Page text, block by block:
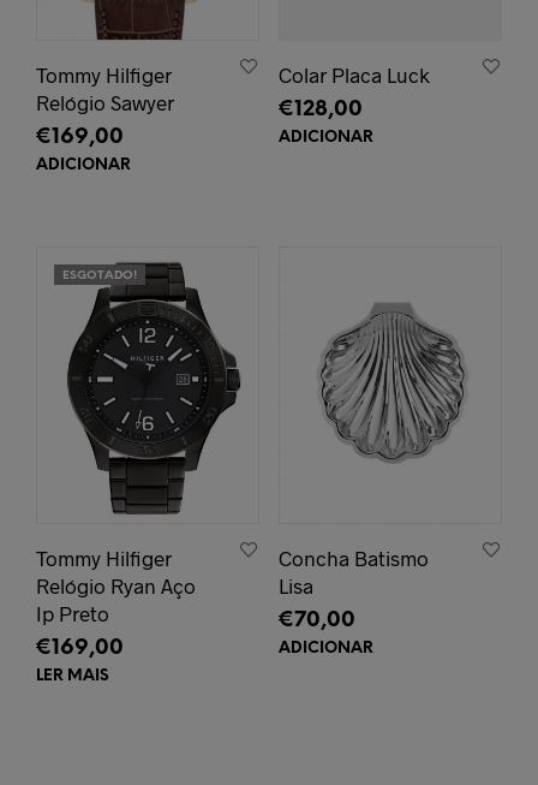
Tommy Hilfiger
Relógio Sawyer
€169,00
ADICIONAR
Colar Placa Luck
€128,00
ADICIONAR
ESGOTADO!
Tommy Hilfiger
Relógio Ryan Aço
Ip Preto
€169,00
LER MAIS
Concha Batismo
Lisa
€70,00
ADICIONAR